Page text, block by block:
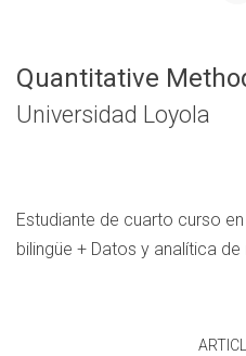
Quantitative
Universidad Loyola
Estudiante de cuarto curso
bilingüe + Datos y analítica